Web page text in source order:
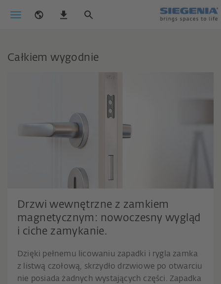
Całkiem wygodnie
Drzwi wewnętrzne z zamkiem
magnetycznym: nowoczesny wygląd
i ciche zamykanie.
Dzięki pełnemu licowaniu zapadki i rygla zamka
z listwą czołową, skrzydło drzwiowe po otwarciu
nie posiada żadnych wystających części. Zapadka